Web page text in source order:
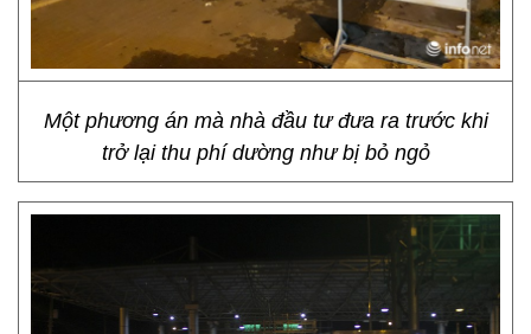
Một phương án mà nhà đầu tư đưa ra trước khi
trở lại thu phí dường như bị bỏ ngỏ